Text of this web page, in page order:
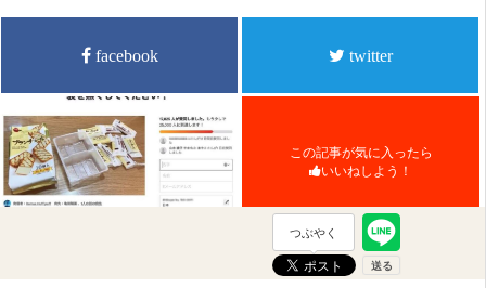
facebook twitter
この記事が気に入ったら
いいねしよう！
つぶやく